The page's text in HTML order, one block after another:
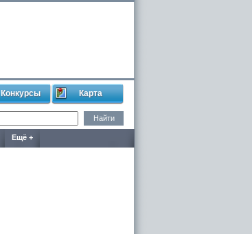
Конкурсы Карта
Ещё +